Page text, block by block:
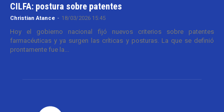
CILFA: postura sobre patentes
Christian Atance - 18/03/2026 15:45
Hoy el gobierno nacional fijó nuevos criterios sobre patentes
farmacéuticas y ya surgen las críticas y posturas. La que se definió
prontamente fue la...